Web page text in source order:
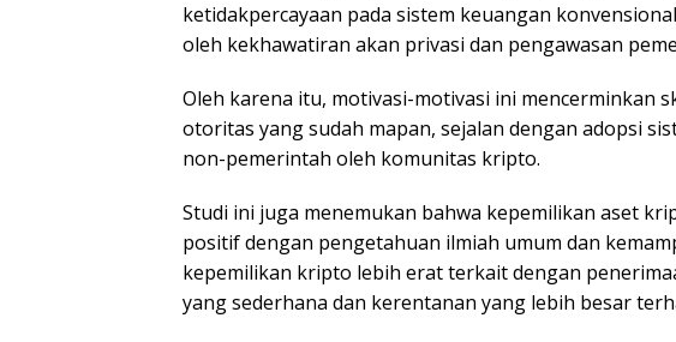
ketidakpercayaan pada sistem keuangan
oleh kekhawatiran akan privasi dan pengawasan
Oleh karena itu, motivasi-motivasi ini mencerminkan
otoritas yang sudah mapan, sejalan dengan adopsi
non-pemerintah oleh komunitas kripto.
Studi ini juga menemukan bahwa kepemilikan aset
positif dengan pengetahuan ilmiah umum dan
kepemilikan kripto lebih erat terkait dengan
yang sederhana dan kerentanan yang lebih besar